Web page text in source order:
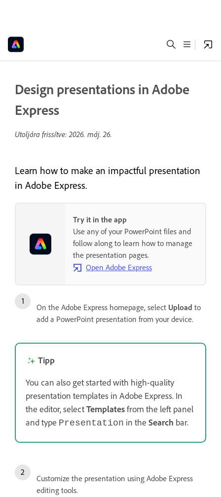
Design presentations in Adobe
Express
Utoljára frissítve:2026. máj. 26.
Learn how to make an impactful presentation
in Adobe Express.
Try it in the app
Use any of your PowerPoint files and
follow along to learn how to manage
the presentation pages.
Open Adobe Express
On the Adobe Express homepage, select Upload to
add a PowerPoint presentation from your device.
Tipp
You can also get started with high-quality
presentation templates in Adobe Express. In
the editor, selectTemplatesfrom the left panel
and type Presentation in the Search bar.
Customize the presentation using Adobe Express
editing tools.